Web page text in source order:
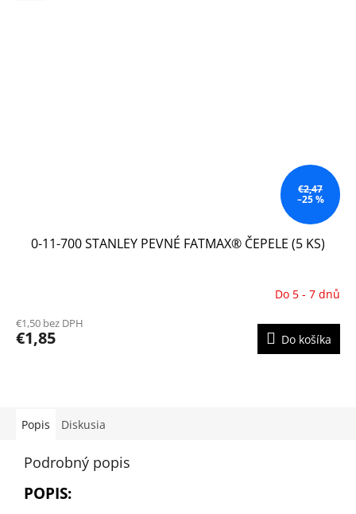
€2,47
–25 %
0-11-700 STANLEY PEVNÉ FATMAX® ČEPELE (5 KS)
Do 5 - 7 dnů
€1,50 bez DPH
€1,85 Do košíka
Popis Diskusia
Podrobný popis
POPIS: